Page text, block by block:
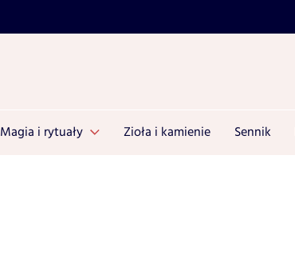
Magia i rytuały Zioła i kamienie Sennik